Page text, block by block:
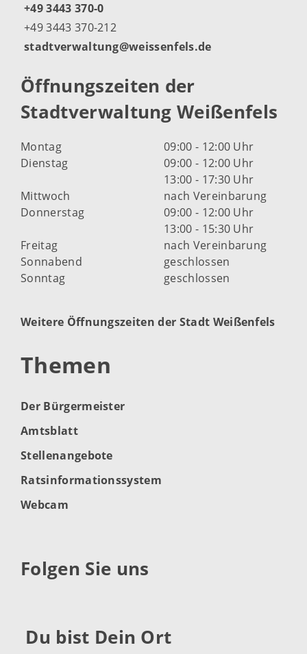
+49 3443 370-0
+49 3443 370-212
stadtverwaltung@weissenfels.de
Öffnungszeiten der
Stadtverwaltung Weißenfels
Montag
09:00 - 12:00 Uhr
Dienstag
09:00 - 12:00 Uhr
13:00 - 17:30 Uhr
Mittwoch
nach Vereinbarung
Donnerstag
09:00 - 12:00 Uhr
13:00 - 15:30 Uhr
Freitag
nach Vereinbarung
Sonnabend
geschlossen
Sonntag
geschlossen
Weitere Öffnungszeiten der Stadt Weißenfels
Themen
Der Bürgermeister
Amtsblatt
Stellenangebote
Ratsinformationssystem
Webcam
Folgen Sie uns
Du bist Dein Ort